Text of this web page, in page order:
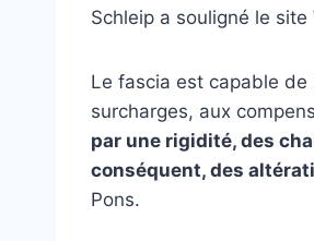
Schleip a souligné le site
Le fascia est capable
surcharges, aux
par une rigidité, des
conséquent, des
Pons.